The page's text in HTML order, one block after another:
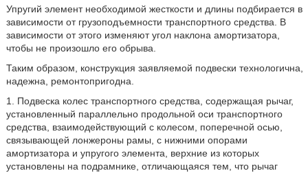
Упругий элемент необходимой жесткости и длины подбирается в
зависимости от грузоподъемности транспортного средства. В
зависимости от этого изменяют угол наклона амортизатора,
чтобы не произошло его обрыва.
Таким образом, конструкция заявляемой подвески технологична,
надежна, ремонтопригодна.
1. Подвеска колес транспортного средства, содержащая рычаг,
установленный параллельно продольной оси транспортного
средства, взаимодействующий с колесом, поперечной осью,
связывающей лонжероны рамы, с нижними опорами
амортизатора и упругого элемента, верхние из которых
установлены на подрамнике, отличающаяся тем, что рычаг